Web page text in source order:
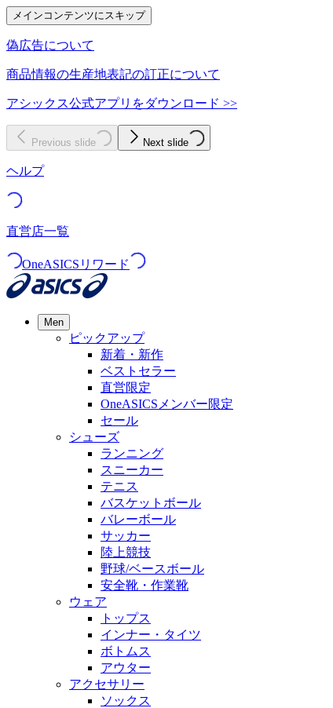
メインコンテンツにスキップ
偽広告について
商品情報の生産地表記の訂正について
アシックス公式アプリをダウンロード >>
Previous slide Next slide
ヘルプ
直営店一覧
OneASICSリワード
Men
ピックアップ
新着・新作
ベストセラー
直営限定
OneASICSメンバー限定
セール
シューズ
ランニング
スニーカー
テニス
バスケットボール
バレーボール
サッカー
陸上競技
野球/ベースボール
安全靴・作業靴
ウェア
トップス
インナー・タイツ
ボトムス
アウター
アクセサリー
ソックス